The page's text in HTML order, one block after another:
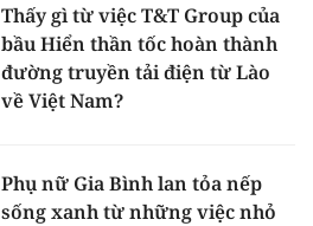
Thấy gì từ việc T&T Group của
bầu Hiển thần tốc hoàn thành
đường truyền tải điện từ Lào
về Việt Nam?
Phụ nữ Gia Bình lan tỏa nếp
sống xanh từ những việc nhỏ